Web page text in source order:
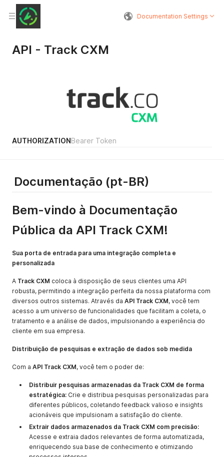
Documentation Settings
API - Track CXM
AUTHORIZATIONBearer Token
Documentação (pt-BR)
Bem-vindo à Documentação
Pública da API Track CXM!
Sua porta de entrada para uma integração completa e
personalizada
A Track CXM coloca à disposição de seus clientes uma API
robusta, permitindo a integração perfeita da nossa plataforma com
diversos outros sistemas. Através da API Track CXM, você tem
acesso a um universo de funcionalidades que facilitam a coleta, o
tratamento e a análise de dados, impulsionando a experiência do
cliente em sua empresa.
Distribuição de pesquisas e extração de dados sob medida
Com a API Track CXM, você tem o poder de:
Distribuir pesquisas armazenadas da Track CXM de forma
estratégica: Crie e distribua pesquisas personalizadas para
diferentes públicos, coletando feedback valioso e insights
acionáveis que impulsionam a satisfação do cliente.
Extrair dados armazenados da Track CXM com precisão:
Acesse e extraia dados relevantes de forma automatizada,
enriquecendo sua base de conhecimento e otimizando